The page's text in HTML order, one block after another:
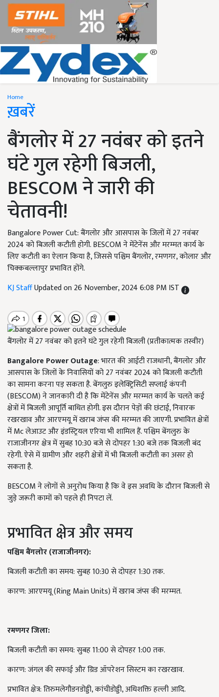
Home
ख़बरें
बैंगलोर में 27 नवंबर को इतने
घंटे गुल रहेगी बिजली,
BESCOM ने जारी की
चेतावनी!
Bangalore Power Cut: बैंगलोर और आसपास के जिलों में 27 नवंबर
2024 को बिजली कटौती होगी. BESCOM ने मेंटेनेंस और मरम्मत कार्य के
लिए कटौती का ऐलान किया है, जिससे पश्चिम बैंगलोर, रमणगर, कोलार और
चिक्कबल्लापुर प्रभावित होंगे.
KJ StaffUpdated on 26 November, 2024 6:08 PM IST
बैंगलोर में 27 नवंबर को इतने घंटे गुल रहेगी बिजली (प्रतीकात्मक तस्वीर)
Bangalore Power Outage: भारत की आईटी राजधानी, बैंगलोर और
आसपास के जिलों के निवासियों को 27 नवंबर 2024 को बिजली कटौती
का सामना करना पड़ सकता है. बेंगलुरु इलेक्ट्रिसिटी सप्लाई कंपनी
(BESCOM) ने जानकारी दी है कि मेंटेनेंस और मरम्मत कार्य के चलते कई
क्षेत्रों में बिजली आपूर्ति बाधित होगी. इस दौरान पेड़ों की छंटाई, निवारक
रखरखाव और आरएमयू में खराब जंप्स की मरम्मत की जाएगी. प्रभावित क्षेत्रों
में Mc लेआउट और इंडस्ट्रियल एरिया भी शामिल हैं. पश्चिम बेंगलुरु के
राजाजीनगर क्षेत्र में सुबह 10:30 बजे से दोपहर 1:30 बजे तक बिजली बंद
रहेगी. ऐसे में ग्रामीण और शहरी क्षेत्रों में भी बिजली कटौती का असर हो
सकता है.
BESCOM ने लोगों से अनुरोध किया है कि वे इस अवधि के दौरान बिजली से
जुड़े जरूरी कामों को पहले ही निपटा लें.
प्रभावित क्षेत्र और समय
पश्चिम बैंगलोर (राजाजीनगर):
बिजली कटौती का समय: सुबह 10:30 से दोपहर 1:30 तक.
कारण: आरएमयू (Ring Main Units) में खराब जंप्स की मरम्मत.
रमणगर जिला:
बिजली कटौती का समय: सुबह 11:00 से दोपहर 1:00 तक.
कारण: जंगल की सफाई और ग्रिड ऑपरेशन सिस्टम का रखरखाव.
प्रभावित क्षेत्र: तिरुमलेगौडनडोड्डी, कांचीडोड्डी, अधिशक्ति हल्ली आदि.